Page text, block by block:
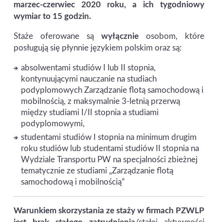
marzec-czerwiec 2020 roku, a ich tygodniowy
wymiar to 15 godzin.
Staże oferowane są wyłącznie osobom, które
posługują się płynnie językiem polskim oraz są:
absolwentami studiów I lub II stopnia,
kontynuującymi nauczanie na studiach
podyplomowych Zarządzanie flotą samochodową i
mobilnością, z maksymalnie 3-letnią przerwą
między studiami I/II stopnia a studiami
podyplomowymi,
studentami studiów I stopnia na minimum drugim
roku studiów lub studentami studiów II stopnia na
Wydziale Transportu PW na specjalności zbieżnej
tematycznie ze studiami „Zarządzanie flotą
samochodową i mobilnością”
Warunkiem skorzystania ze staży w firmach PZWLP